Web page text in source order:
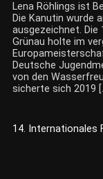
Lena Röhlings ist
Die Kanutin wurde
ausgezeichnet. Die
Grünau holte im
Deutsche
von den
sicherte sich 2019
14. Internationales